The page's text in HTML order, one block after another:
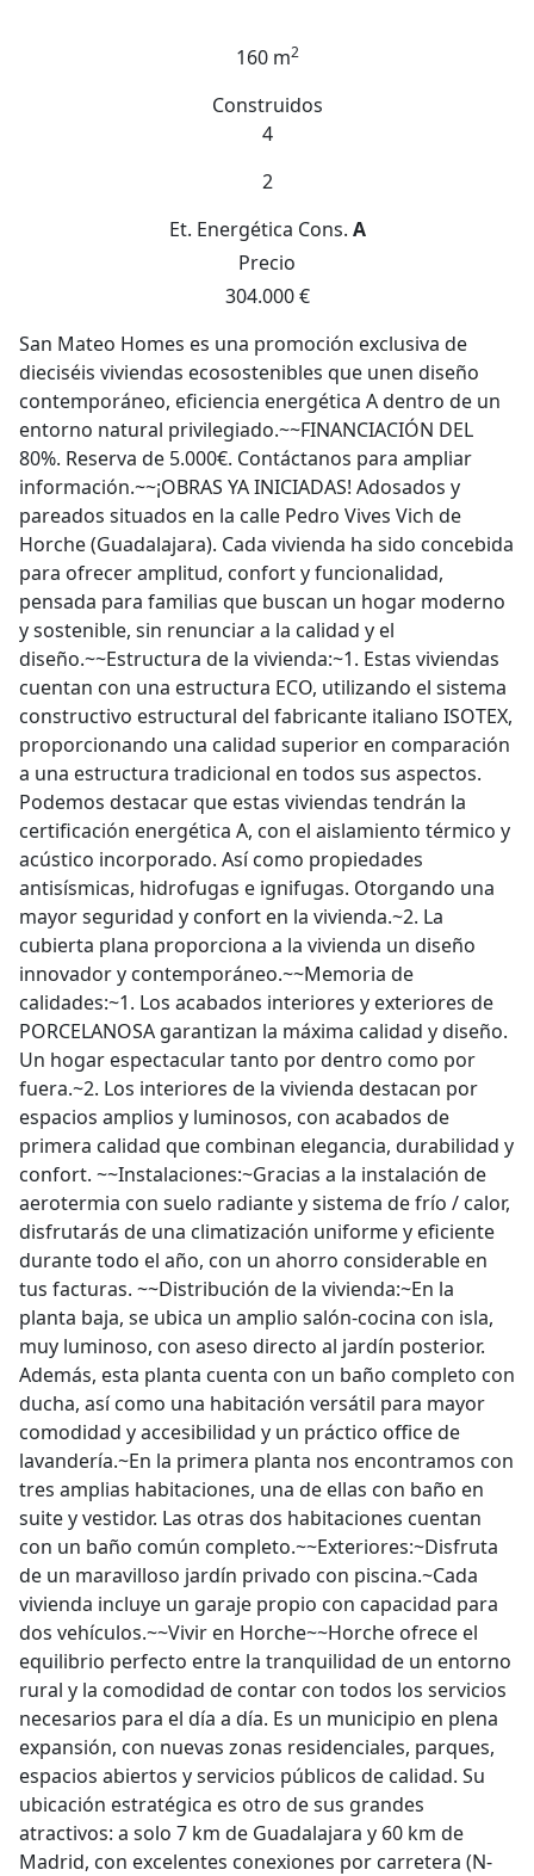
160 m2
Construidos
4
2
Et. Energética Cons. A
Precio
304.000 €
San Mateo Homes es una promoción exclusiva de
dieciséis viviendas ecosostenibles que unen diseño
contemporáneo, eficiencia energética A dentro de un
entorno natural privilegiado.~~FINANCIACIÓN DEL
80%. Reserva de 5.000€. Contáctanos para ampliar
información.~~¡OBRAS YA INICIADAS! Adosados y
pareados situados en la calle Pedro Vives Vich de
Horche (Guadalajara). Cada vivienda ha sido concebida
para ofrecer amplitud, confort y funcionalidad,
pensada para familias que buscan un hogar moderno
y sostenible, sin renunciar a la calidad y el
diseño.~~Estructura de la vivienda:~1. Estas viviendas
cuentan con una estructura ECO, utilizando el sistema
constructivo estructural del fabricante italiano ISOTEX,
proporcionando una calidad superior en comparación
a una estructura tradicional en todos sus aspectos.
Podemos destacar que estas viviendas tendrán la
certificación energética A, con el aislamiento térmico y
acústico incorporado. Así como propiedades
antisísmicas, hidrofugas e ignifugas. Otorgando una
mayor seguridad y confort en la vivienda.~2. La
cubierta plana proporciona a la vivienda un diseño
innovador y contemporáneo.~~Memoria de
calidades:~1. Los acabados interiores y exteriores de
PORCELANOSA garantizan la máxima calidad y diseño.
Un hogar espectacular tanto por dentro como por
fuera.~2. Los interiores de la vivienda destacan por
espacios amplios y luminosos, con acabados de
primera calidad que combinan elegancia, durabilidad y
confort. ~~Instalaciones:~Gracias a la instalación de
aerotermia con suelo radiante y sistema de frío / calor,
disfrutarás de una climatización uniforme y eficiente
durante todo el año, con un ahorro considerable en
tus facturas. ~~Distribución de la vivienda:~En la
planta baja, se ubica un amplio salón-cocina con isla,
muy luminoso, con aseso directo al jardín posterior.
Además, esta planta cuenta con un baño completo con
ducha, así como una habitación versátil para mayor
comodidad y accesibilidad y un práctico office de
lavandería.~En la primera planta nos encontramos con
tres amplias habitaciones, una de ellas con baño en
suite y vestidor. Las otras dos habitaciones cuentan
con un baño común completo.~~Exteriores:~Disfruta
de un maravilloso jardín privado con piscina.~Cada
vivienda incluye un garaje propio con capacidad para
dos vehículos.~~Vivir en Horche~~Horche ofrece el
equilibrio perfecto entre la tranquilidad de un entorno
rural y la comodidad de contar con todos los servicios
necesarios para el día a día. Es un municipio en plena
expansión, con nuevas zonas residenciales, parques,
espacios abiertos y servicios públicos de calidad. Su
ubicación estratégica es otro de sus grandes
atractivos: a solo 7 km de Guadalajara y 60 km de
Madrid, con excelentes conexiones por carretera (N-